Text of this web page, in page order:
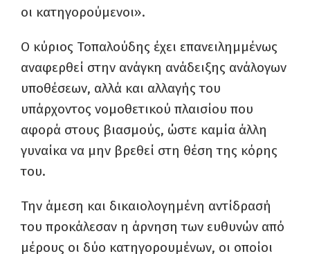
οι κατηγορούμενοι».
Ο κύριος Τοπαλούδης έχει επανειλημμένως
αναφερθεί στην ανάγκη ανάδειξης ανάλογων
υποθέσεων, αλλά και αλλαγής του
υπάρχοντος νομοθετικού πλαισίου που
αφορά στους βιασμούς, ώστε καμία άλλη
γυναίκα να μην βρεθεί στη θέση της κόρης
του.
Την άμεση και δικαιολογημένη αντίδρασή
του προκάλεσαν η άρνηση των ευθυνών από
μέρους οι δύο κατηγορουμένων, οι οποίοι